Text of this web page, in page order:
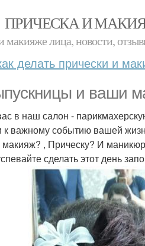
ПРИЧЕСКА И
лица, новости,
делать прически и
и ваши
в наш салон -
важному событию вашей
макияж? , Прическу? И
сделать этот день